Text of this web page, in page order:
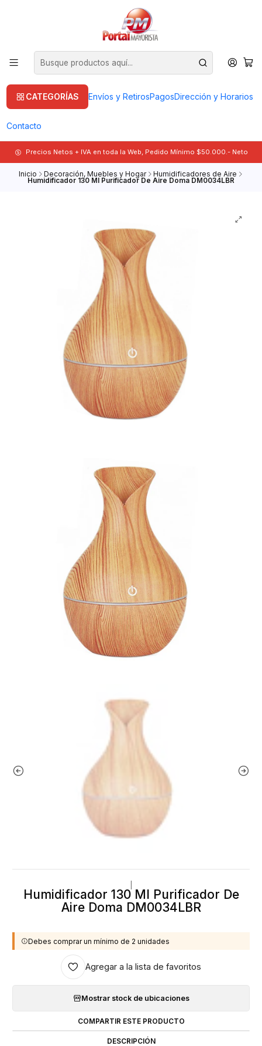
CATEGORÍAS Envíos y RetirosPagosDirección y Horarios
Contacto
Precios Netos + IVA en toda la Web, Pedido Mínimo $50.000.- Neto
Inicio Decoración, Muebles y Hogar Humidificadores de Aire
Humidificador 130 Ml Purificador De Aire Doma DM0034LBR
Humidificador 130 Ml Purificador De
Aire Doma DM0034LBR
Debes comprar un mínimo de 2 unidades
Agregar a la lista de favoritos
Mostrar stock de ubicaciones
COMPARTIR ESTE PRODUCTO
DESCRIPCIÓN